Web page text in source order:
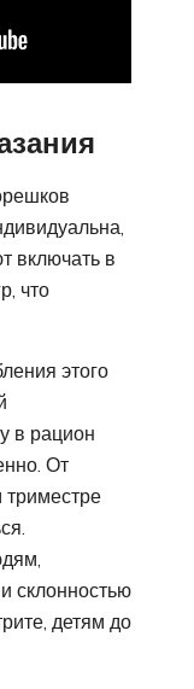
включать в
что
этого
в рацион
От
триместре
склонностью
детям до